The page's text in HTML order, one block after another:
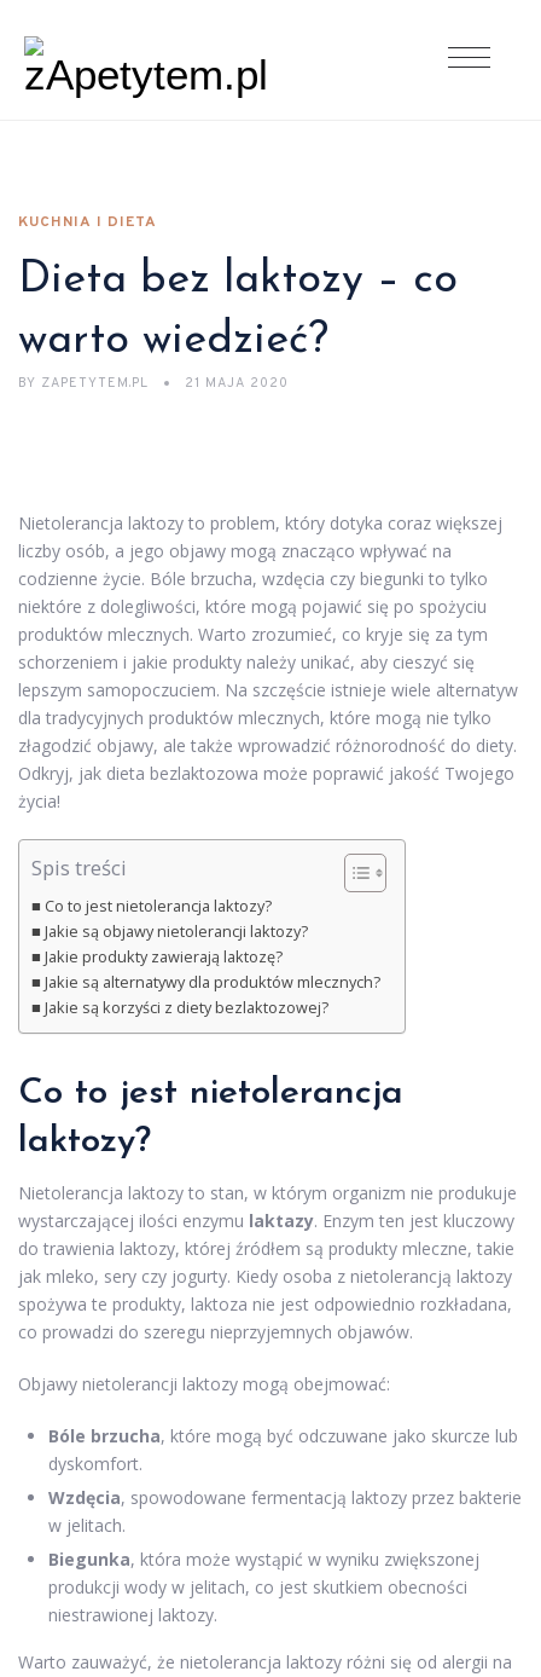
KUCHNIA I DIETA
Dieta bez laktozy – co
warto wiedzieć?
BY ZAPETYTEM.PL 21 MAJA 2020
Nietolerancja laktozy to problem, który dotyka coraz większej
liczby osób, a jego objawy mogą znacząco wpływać na
codzienne życie. Bóle brzucha, wzdęcia czy biegunki to tylko
niektóre z dolegliwości, które mogą pojawić się po spożyciu
produktów mlecznych. Warto zrozumieć, co kryje się za tym
schorzeniem i jakie produkty należy unikać, aby cieszyć się
lepszym samopoczuciem. Na szczęście istnieje wiele alternatyw
dla tradycyjnych produktów mlecznych, które mogą nie tylko
złagodzić objawy, ale także wprowadzić różnorodność do diety.
Odkryj, jak dieta bezlaktozowa może poprawić jakość Twojego
życia!
Spis treści
Co to jest nietolerancja laktozy?
Jakie są objawy nietolerancji laktozy?
Jakie produkty zawierają laktozę?
Jakie są alternatywy dla produktów mlecznych?
Jakie są korzyści z diety bezlaktozowej?
Co to jest nietolerancja
laktozy?
Nietolerancja laktozy to stan, w którym organizm nie produkuje
wystarczającej ilości enzymu laktazy. Enzym ten jest kluczowy
do trawienia laktozy, której źródłem są produkty mleczne, takie
jak mleko, sery czy jogurty. Kiedy osoba z nietolerancją laktozy
spożywa te produkty, laktoza nie jest odpowiednio rozkładana,
co prowadzi do szeregu nieprzyjemnych objawów.
Objawy nietolerancji laktozy mogą obejmować:
Bóle brzucha, które mogą być odczuwane jako skurcze lub
dyskomfort.
Wzdęcia, spowodowane fermentacją laktozy przez bakterie
w jelitach.
Biegunka, która może wystąpić w wyniku zwiększonej
produkcji wody w jelitach, co jest skutkiem obecności
niestrawionej laktozy.
Warto zauważyć, że nietolerancja laktozy różni się od alergii na